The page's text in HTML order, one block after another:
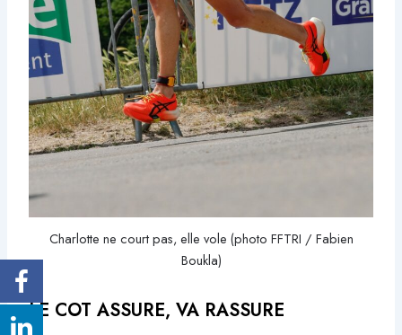
Charlotte ne court pas, elle vole (photo FFTRI / Fabien
Boukla)
LE COT ASSURE, VA RASSURE